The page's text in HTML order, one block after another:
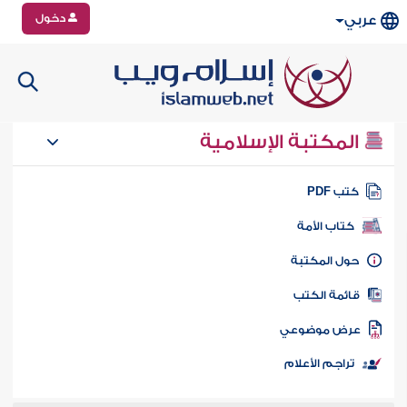
عربي دخول
المكتبة الإسلامية
كتب PDF
كتاب الأمة
المكتبة
الكتب
موضوعي